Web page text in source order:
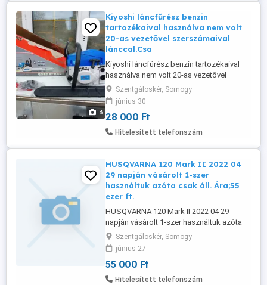
3
Kiyoshi láncfűrész benzin
tartozékaival használva nem volt
20-as vezetővel szerszámaival
lánccal.Csa
Kiyoshi láncfűrész benzin tartozékaival
használva nem volt 20-as vezetővel
szerszámaival lánccal.Csak ki lett bontva
hogy meg van-e mindene.Ár;28 ezer ft.
Szentgáloskér, Somogy
június 30
28 000 Ft
Hitelesített telefonszám
HUSQVARNA 120 Mark II 2022 04
29 napján vásárolt 1-szer
használtuk azóta csak áll. Ára;55
ezer ft.
HUSQVARNA 120 Mark II 2022 04 29
napján vásárolt 1-szer használtuk azóta
csak áll. Ára;55 ezer ft. Motor Teljesítmény
1,4 kW Lökettérfogat 38 cm
Láncsebesség maximum teljesítményen
16,8 m s 14" 3 8" H37 SN - EU 967 86 19 03
Felszerelés Ajánlott vezetőlemez
Szentgáloskér, Somogy
június 27
55 000 Ft
Hitelesített telefonszám